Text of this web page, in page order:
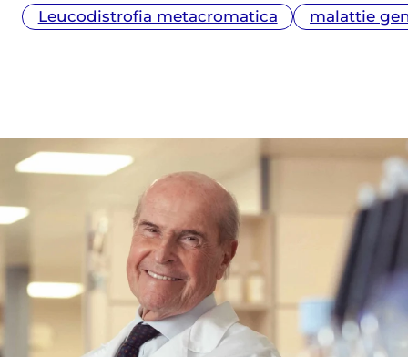
Leucodistrofia metacromatica malattie
Veronesi, oltre che scrittrice di libri per
bambini e ragazzi.